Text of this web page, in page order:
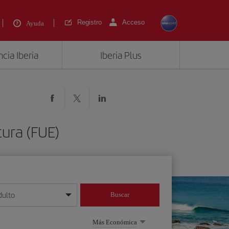
Ayuda Registro Acceso
Iberia Iberia Plus
(FUE)
mes/año
Buscar
Más Económica